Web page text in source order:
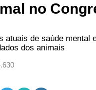
no
atuais de saúde mental
dos animais